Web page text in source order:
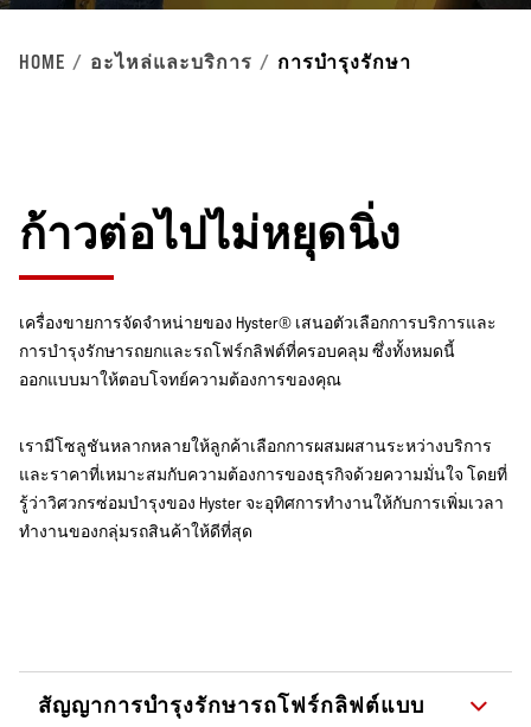
HOME อะไหล่และบริการ การบำรุงรักษา
ก้าวต่อไปไม่หยุดนิ่ง
เครื่องขายการจัดจำหน่ายของ Hyster® เสนอตัวเลือกการบริการและ
การบำรุงรักษารถยกและรถโฟร์กลิฟต์ที่ครอบคลุม ซึ่งทั้งหมดนี้
ออกแบบมาให้ตอบโจทย์ความต้องการของคุณ
เรามีโซลูชันหลากหลายให้ลูกค้าเลือกการผสมผสานระหว่างบริการ
และราคาที่เหมาะสมกับความต้องการของธุรกิจด้วยความมั่นใจ โดยที่
รู้ว่าวิศวกรซ่อมบำรุงของ Hyster จะอุทิศการทำงานให้กับการเพิ่มเวลา
ทำงานของกลุ่มรถสินค้าให้ดีที่สุด
สัญญาการบำรุงรักษารถโฟร์กลิฟต์แบบ